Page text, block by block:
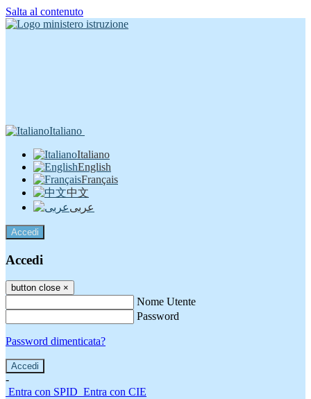
Salta al contenuto
Italiano
Italiano
English
Français
中文
عربى
Accedi
Accedi
button close ×
Nome Utente
Password
Password dimenticata?
-
Entra con SPID Entra con CIE